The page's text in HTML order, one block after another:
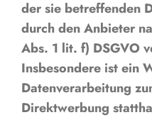
der sie betreffenden
durch den Anbieter
Abs. 1 lit. f) DSGVO
Insbesondere ist ein
Datenverarbeitung
Direktwerbung